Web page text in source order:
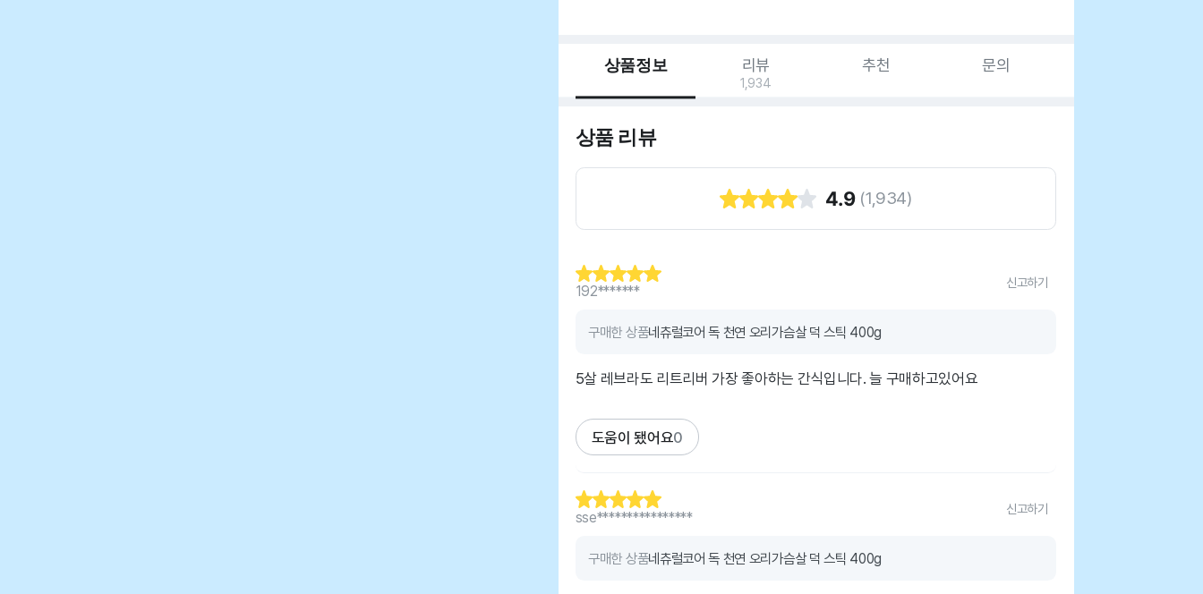
상품정보 리뷰
1,934
추천 문의
상품 리뷰
4.9 (1,934)
192*******
신고하기
구매한 상품네츄럴코어 독 천연 오리가슴살 덕 스틱 400g
5살 레브라도 리트리버 가장 좋아하는 간식입니다. 늘 구매하고있어요
도움이 됐어요0
sse****************
신고하기
구매한 상품네츄럴코어 독 천연 오리가슴살 덕 스틱 400g